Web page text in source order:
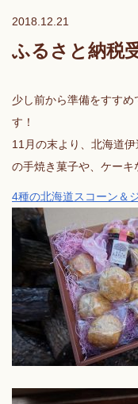
2018.12.21
ふるさと納税
少し前から準備をすす
す！
11月の末より、北海道
の手焼き菓子や、ケーキ
4種の北海道スコーン＆